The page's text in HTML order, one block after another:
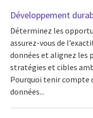
Développement
Déterminez les
assurez-vous de
données et alignez les
stratégies et cibles
Pourquoi tenir compte
données...